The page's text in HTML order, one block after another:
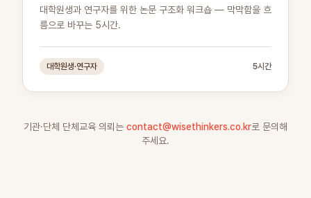
대학원생과 연구자를 위한 논문 구조화 워크숍 — 막막함을 흐
름으로 바꾸는 5시간.
대학원생·연구자 5시간
기관·단체 단체교육 의뢰는 contact@wisethinkers.co.kr로 문의해
주세요.